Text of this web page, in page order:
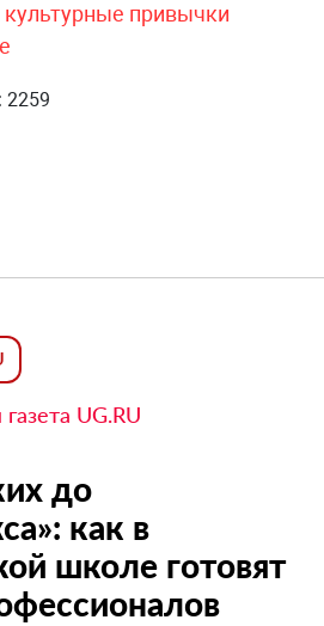
культурные привычки
2259
UG.RU
до
как в
школе готовят